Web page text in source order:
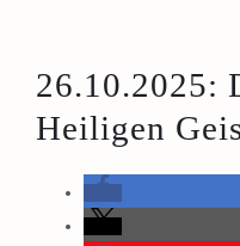
26.10.2025:
Heiligen